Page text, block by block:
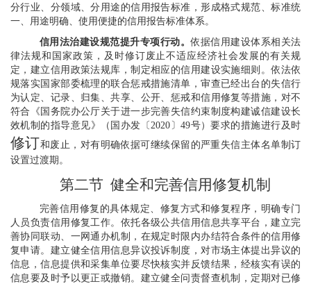
分行业、分领域、分用途的信用报告标准，形成格式规范、标准统
一、用途明确、使用便捷的信用报告标准体系。
信用法治建设规范提升专项行动。依据信用建设体系相关法
律法规和国家政策，及时修订废止不适应经济社会发展的有关规
定，建立信用政策法规库，制定相应的信用建设实施细则。依法依
规落实国家部委梳理的联合惩戒措施清单，审查已经出台的失信行
为认定、记录、归集、共享、公开、惩戒和信用修复等措施，对不
符合《国务院办公厅关于进一步完善失信约束制度构建诚信建设长
效机制的指导意见》（国办发〔2020〕49号）要求的措施进行及时
修订和废止，对有明确依据可继续保留的严重失信主体名单制订
设置过渡期。
第二节 健全和完善信用修复机制
完善信用修复的具体规定、修复方式和修复程序，明确专门
人员负责信用修复工作。依托各级公共信用信息共享平台，建立完
善协同联动、一网通办机制，在规定时限内办结符合条件的信用修
复申请。建立健全信用信息异议投诉制度，对市场主体提出异议的
信息，信息提供和采集单位要尽快核实并反馈结果，经核实有误的
信息要及时予以更正或撤销。建立健全问责督查机制，定期对已修